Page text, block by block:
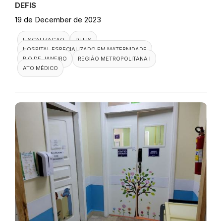
DEFIS
19 de December de 2023
FISCALIZAÇÃO
DEFIS
HOSPITAL ESPECIALIZADO EM MATERNIDADE
RIO DE JANEIRO
REGIÃO METROPOLITANA I
ATO MÉDICO